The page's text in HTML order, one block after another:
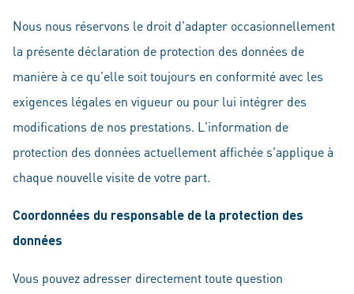
Nous nous réservons le droit d'adapter occasionnellement
la présente déclaration de protection des données de
manière à ce qu'elle soit toujours en conformité avec les
exigences légales en vigueur ou pour lui intégrer des
modifications de nos prestations. L'information de
protection des données actuellement affichée s'applique à
chaque nouvelle visite de votre part.
Coordonnées du responsable de la protection des
données
Vous pouvez adresser directement toute question